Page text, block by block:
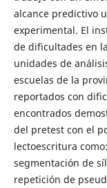
alcance predictivo
experimental. El
de dificultades en
unidades de
escuelas de la
reportados con
encontrados
del pretest con el
lectoescritura
segmentación de
repetición de